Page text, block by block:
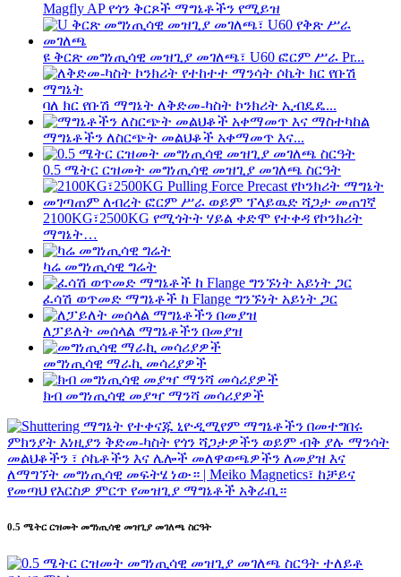
Magfly AP የጎን ቅርጾች ማግኔቶችን የሚይዝ
ዩ ቅርጽ መግነጢሳዊ መዝጊያ መገለጫ፣ U60 ፎርም ሥራ Pr...
ባለ ክር የቡሽ ማግኔት ለቅድመ-ካስት ኮንክሪት ኢብዴዴ...
ማግኔቶችን ለስርጭት መልህቆች አቀማመጥ እና...
0.5 ሜትር ርዝመት መግነጢሳዊ መዝጊያ መገለጫ ስርዓት
2100KG፣2500KG የሚጎትት ሃይል ቀድሞ የተቀዳ የኮንክሪት
ማግኔት…
ካሬ መግነጢሳዊ ግሬት
ፈሳሽ ወጥመድ ማግኔቶች ከ Flange ግንኙነት አይነት ጋር
ለፓይለት መሰላል ማግኔቶችን በመያዝ
መግነጢሳዊ ማራኪ መሳሪያዎች
ክብ መግነጢሳዊ መያዣ ማንሻ መሳሪያዎች
0.5 ሜትር ርዝመት መግነጢሳዊ መዝጊያ መገለጫ ስርዓት